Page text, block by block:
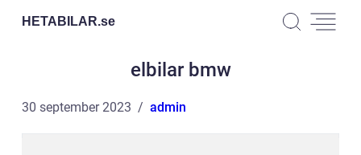
HETABILAR.se
elbilar bmw
30 september 2023 admin